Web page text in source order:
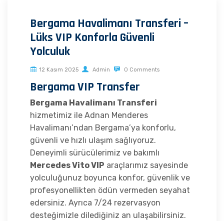
Bergama Havalimanı Transferi –
Lüks VIP Konforla Güvenli
Yolculuk
12 Kasım 2025 Admin 0 Comments
Bergama VIP Transfer
Bergama Havalimanı Transferi
hizmetimiz ile Adnan Menderes
Havalimanı’ndan Bergama’ya konforlu,
güvenli ve hızlı ulaşım sağlıyoruz.
Deneyimli sürücülerimiz ve bakımlı
Mercedes Vito VIP araçlarımız sayesinde
yolculuğunuz boyunca konfor, güvenlik ve
profesyonellikten ödün vermeden seyahat
edersiniz. Ayrıca 7/24 rezervasyon
desteğimizle dilediğiniz an ulaşabilirsiniz.